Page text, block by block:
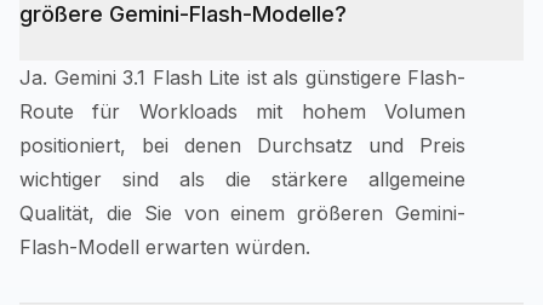
größere Gemini-Flash-Modelle?
Ja. Gemini 3.1 Flash Lite ist als günstigere Flash-
Route für Workloads mit hohem Volumen
positioniert, bei denen Durchsatz und Preis
wichtiger sind als die stärkere allgemeine
Qualität, die Sie von einem größeren Gemini-
Flash-Modell erwarten würden.